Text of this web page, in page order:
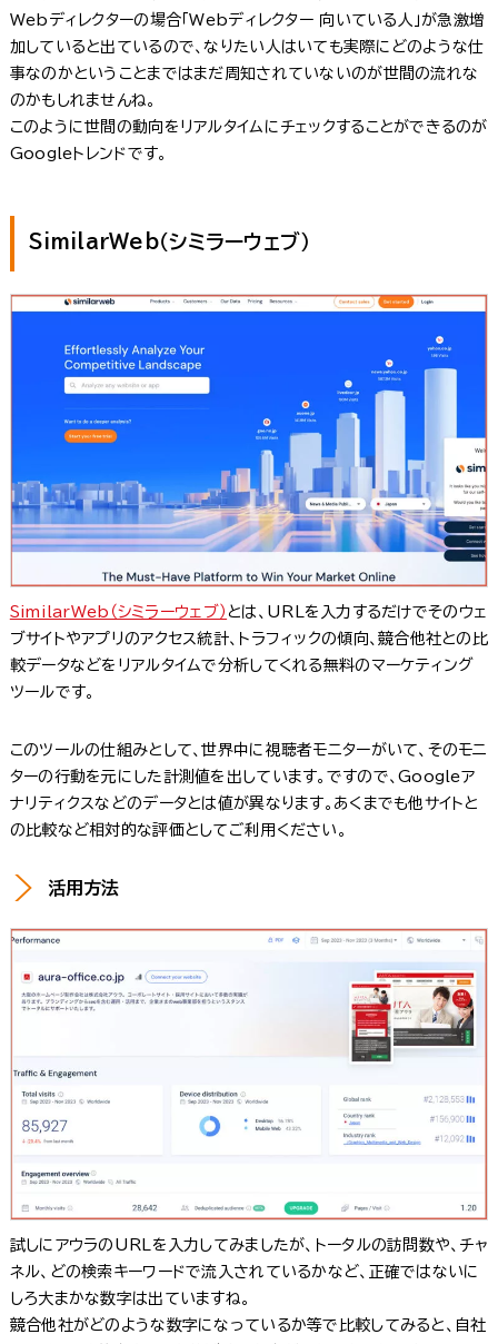
Webディレクターの場合「Webディレクター 向いている人」が急激増
加していると出ているので、なりたい人はいても実際にどのような仕
事なのかということまではまだ周知されていないのが世間の流れな
のかもしれませんね。
このように世間の動向をリアルタイムにチェックすることができるのが
Googleトレンドです。
SimilarWeb（シミラーウェブ）
SimilarWeb（シミラーウェブ） とは、URLを入力するだけでそのウェ
ブサイトやアプリのアクセス統計、トラフィックの傾向、競合他社との比
較データなどをリアルタイムで分析してくれる無料のマーケティング
ツールです。
このツールの仕組みとして、世界中に視聴者モニターがいて、そのモニ
ターの行動を元にした計測値を出しています。ですので、Googleア
ナリティクスなどのデータとは値が異なります。あくまでも他サイトと
の比較など相対的な評価としてご利用ください。
活用方法
試しにアウラのURLを入力してみましたが、トータルの訪問数や、チャ
ネル、どの検索キーワードで流入されているかなど、正確ではないに
しろ大まかな数字は出ていますね。
競合他社がどのような数字になっているか等で比較してみると、自社